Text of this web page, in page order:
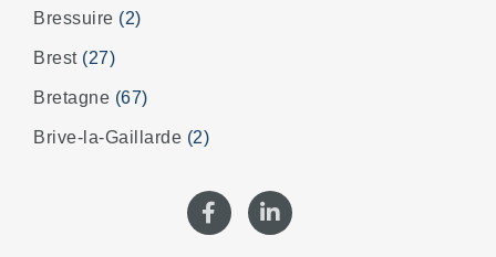
Bressuire (2)
Brest (27)
Bretagne (67)
Brive-la-Gaillarde (2)